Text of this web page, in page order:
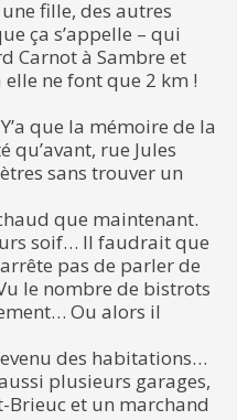
fille, des autres
ça s’appelle – qui
Carnot à Sambre et
elle ne font que 2 km !
que la mémoire de la
qu’avant, rue Jules
sans trouver un
que maintenant.
soif… Il faudrait que
pas de parler de
le nombre de bistrots
Ou alors il
des habitations…
plusieurs garages,
Brieuc et un marchand